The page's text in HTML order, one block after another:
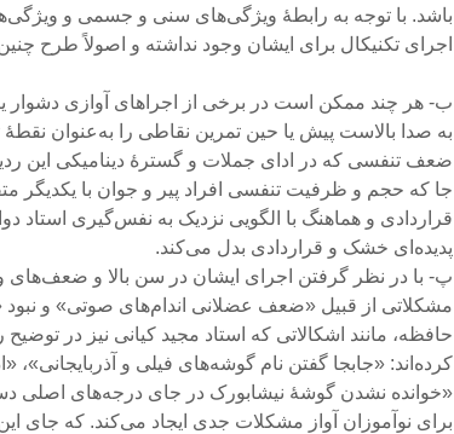
باشد. با توجه به رابطۀ ویژگی‌های سنی و جسمی و
اجرای تکنیکال برای ایشان وجود نداشته و اصولاً طرح
ب- هر چند ممکن است در برخی از اجراهای آوازی دشوار
به صدا بالاست پیش یا حین تمرین نقاطی را به‌عنوان نقطۀ
ضعف تنفسی که در ادای جملات و گسترۀ دینامیکی این
جا که حجم و ظرفیت تنفسی افراد پیر و جوان با یکدیگر
قراردادی و هماهنگ با الگویی نزدیک به نفس‌گیری استاد
پدیده‌ای خشک و قراردادی بدل می‌کند.
پ- با در نظر گرفتن اجرای ایشان در سن بالا و ضعف‌های
مشکلاتی از قبیل «ضعف عضلانی اندام‌های صوتی» و نبود
کرده‌اند: «جابجا گفتن نام گوشه‌های فیلی و آذربایجانی»،
«خوانده نشدن گوشۀ نیشابورک در جای درجه‌های اصلی
برای نوآموزان آواز مشکلات جدی ایجاد می‌کند. که جای